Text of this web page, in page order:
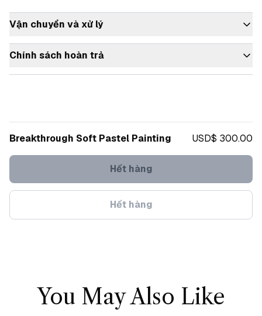
Vận chuyển và xử lý
Chính sách hoàn trả
Breakthrough Soft Pastel Painting USD$ 300.00
Hết hàng
Hết hàng
You May Also Like